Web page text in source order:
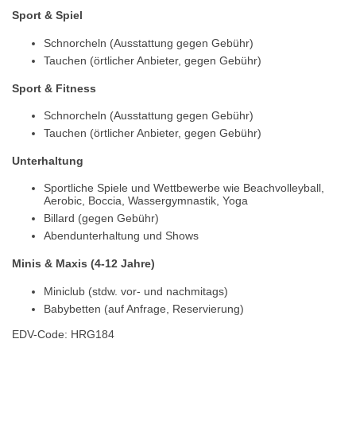
Sport & Spiel
Schnorcheln (Ausstattung gegen Gebühr)
Tauchen (örtlicher Anbieter, gegen Gebühr)
Sport & Fitness
Schnorcheln (Ausstattung gegen Gebühr)
Tauchen (örtlicher Anbieter, gegen Gebühr)
Unterhaltung
Sportliche Spiele und Wettbewerbe wie Beachvolleyball,
Aerobic, Boccia, Wassergymnastik, Yoga
Billard (gegen Gebühr)
Abendunterhaltung und Shows
Minis & Maxis (4-12 Jahre)
Miniclub (stdw. vor- und nachmitags)
Babybetten (auf Anfrage, Reservierung)
EDV-Code: HRG184